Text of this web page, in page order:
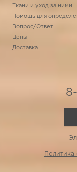
Ткани и уход за ними
Помощь для
Вопрос/Ответ
Цены
Доставка
Политика